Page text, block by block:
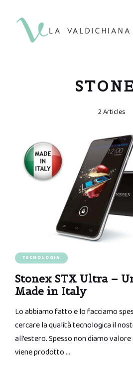
2 Articles
TECNOLOGIA
Stonex STX Ultra –
Made in Italy
Lo abbiamo fatto e lo facciamo
cercare la qualità tecnologica il
all’estero. Spesso non diamo
viene prodotto …